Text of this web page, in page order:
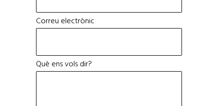
Correu electrònic
Què ens vols dir?